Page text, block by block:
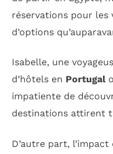
réservations pour les
d’options
Isabelle, une
d’hôtels en Portugal
impatiente de
destinations attirent
D’autre part, l’impact